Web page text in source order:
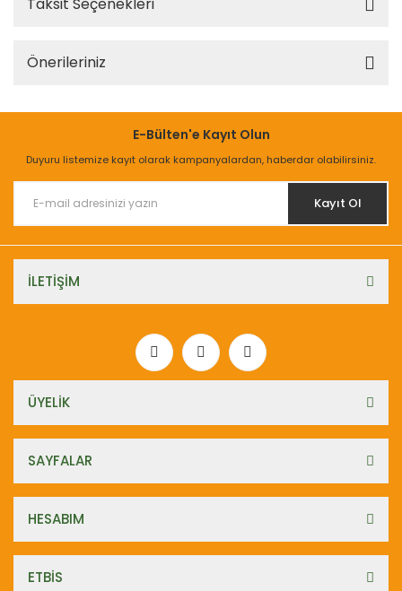
Önerileriniz
E-Bülten'e Kayıt Olun
Duyuru listemize kayıt olarak kampanyalardan, haberdar olabilirsiniz.
Kayıt Ol
İLETİŞİM
ÜYELİK
SAYFALAR
HESABIM
ETBİS